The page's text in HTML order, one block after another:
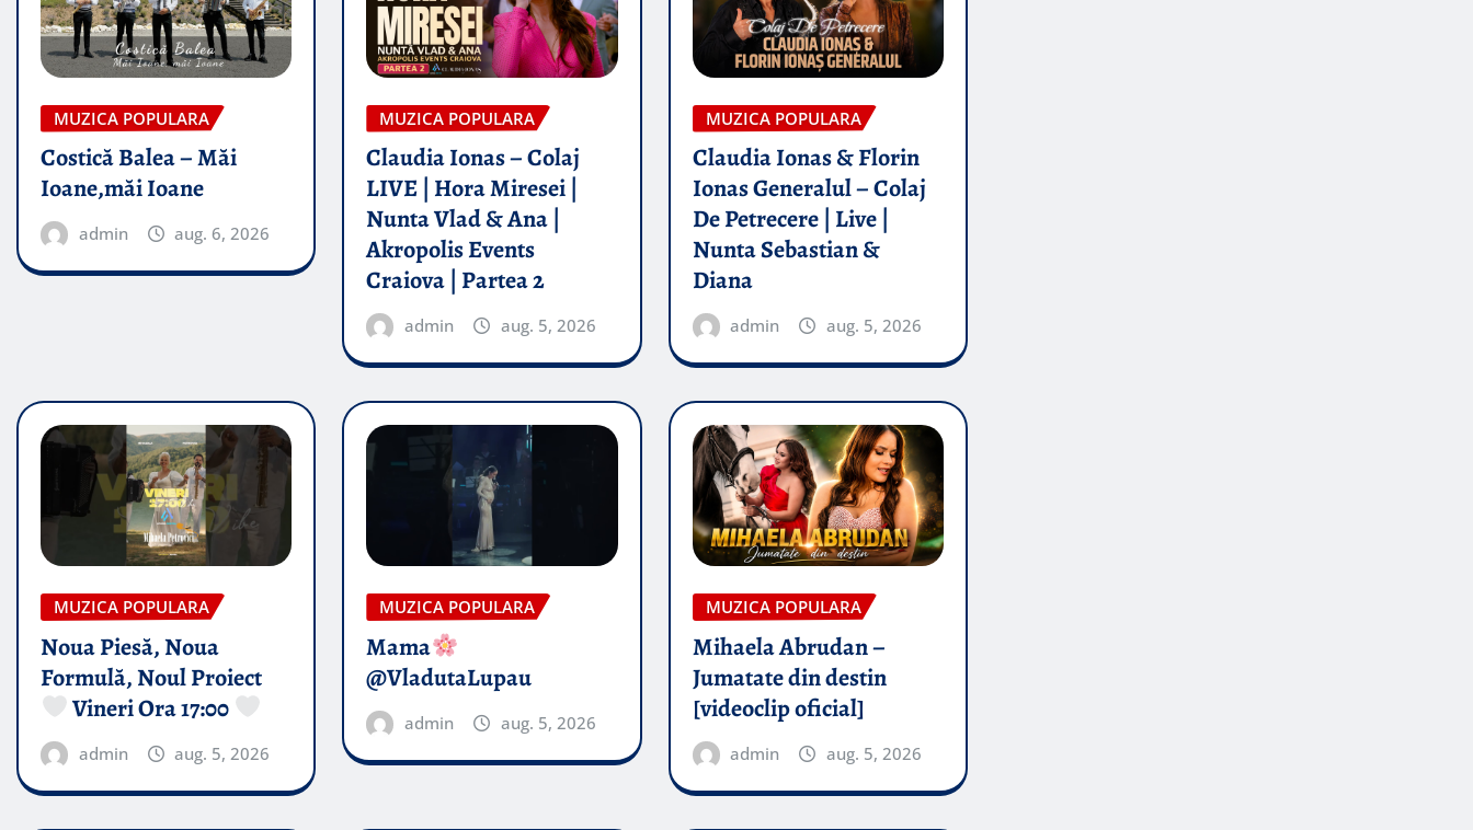
MUZICA POPULARA
Costică Balea – Măi
Ioane,măi Ioane
admin aug. 6, 2026
MUZICA POPULARA
Claudia Ionas – Colaj
LIVE | Hora Miresei |
Nunta Vlad & Ana |
Akropolis Events
Craiova | Partea 2
admin aug. 5, 2026
MUZICA POPULARA
Claudia Ionas & Florin
Ionas Generalul – Colaj
De Petrecere | Live |
Nunta Sebastian &
Diana
admin aug. 5, 2026
MUZICA POPULARA
Noua Piesă, Noua
Formulă, Noul Proiect
Vineri Ora 17:00
admin aug. 5, 2026
MUZICA POPULARA
Mama
@VladutaLupau
admin aug. 5, 2026
MUZICA POPULARA
Mihaela Abrudan –
Jumatate din destin
[videoclip oficial]
admin aug. 5, 2026